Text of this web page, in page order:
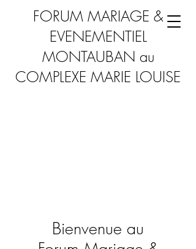
FORUM MARIAGE &
EVENEMENTIEL
MONTAUBAN au
COMPLEXE MARIE LOUISE
Bienvenue au